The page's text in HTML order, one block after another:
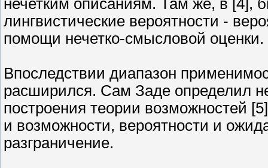
нечетким описаниям. Там же, в [4],
лингвистические вероятности -
помощи нечетко-смысловой оценки.
Впоследствии диапазон
расширился. Сам Заде определил
построения теории возможностей
и возможности, вероятности и
разграничение.